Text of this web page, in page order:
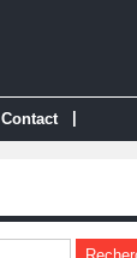
Contact